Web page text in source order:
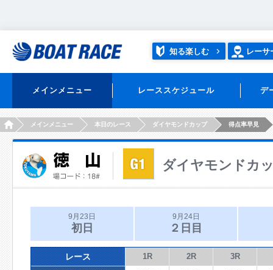
知る楽しむ レーサ
メインメニュー レーススケジュール デ
HOMEメインメニュー 本日のレース ダイヤモンドカップ 得点率早見
ダイヤモンドカ
9月23日
初日
9月24日
２日目
レース 1R 2R 3R